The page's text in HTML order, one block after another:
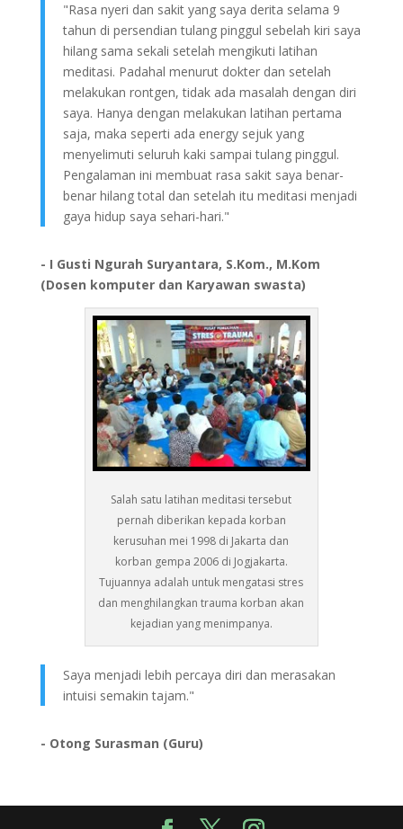
"Rasa nyeri dan sakit yang saya derita selama 9
tahun di persendian tulang pinggul sebelah kiri saya
hilang sama sekali setelah mengikuti latihan
meditasi. Padahal menurut dokter dan setelah
melakukan rontgen, tidak ada masalah dengan diri
saya. Hanya dengan melakukan latihan pertama
saja, maka seperti ada energy sejuk yang
menyelimuti seluruh kaki sampai tulang pinggul.
Pengalaman ini membuat rasa sakit saya benar-
benar hilang total dan setelah itu meditasi menjadi
gaya hidup saya sehari-hari."
- I Gusti Ngurah Suryantara, S.Kom., M.Kom
(Dosen komputer dan Karyawan swasta)
Salah satu latihan meditasi tersebut
pernah diberikan kepada korban
kerusuhan mei 1998 di Jakarta dan
korban gempa 2006 di Jogjakarta.
Tujuannya adalah untuk mengatasi stres
dan menghilangkan trauma korban akan
kejadian yang menimpanya.
Saya menjadi lebih percaya diri dan merasakan
intuisi semakin tajam."
- Otong Surasman (Guru)